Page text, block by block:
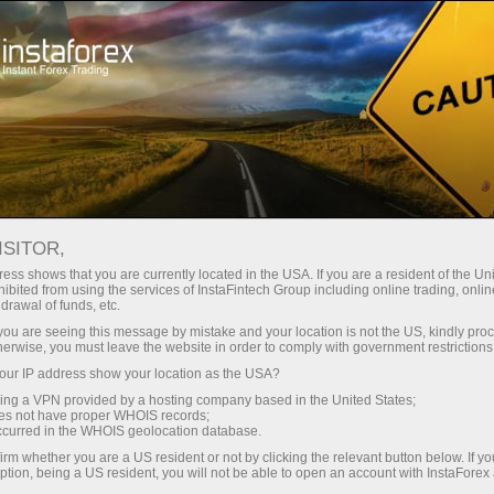
Untuk Trader Syarat Trading
Instrumen Trading
#RIPPLE
Ripple
1.0387 (%) 09 Aug 2026 07:15
Beli
1.0387
1.0375
shows that you are currently located in the USA. If you are a resident of the
from using the services of InstaFintech Group including online trading,
of funds, etc.
are seeing this message by mistake and your location is not the US, kindly
you must leave the website in order to comply with government
IP address show your location as the USA?
a VPN provided by a hosting company based in the United States;
not have proper WHOIS records;
in the WHOIS geolocation database.
whether you are a US resident or not by clicking the relevant button below. If
being a US resident, you will not be able to open an account with InstaForex